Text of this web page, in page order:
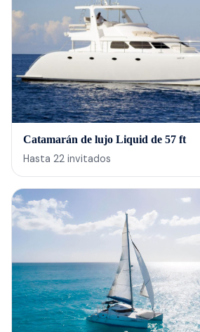
Catamarán de lujo Liquid de 57 ft
Hasta 22 invitados